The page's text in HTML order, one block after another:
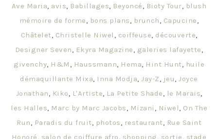
Ave Maria avis Babillages Beyoncé Bioty Tour
blush
mémoire de forme
bons plans brunch Capucine
Châtelet
Christelle Niwel coiffeuse découverte
Designer Seven
Ekyra Magazine galeries lafayette
givenchy H&M Haussmann Hema Hint Hunt
huile
démaquillante Mixa
Inna Modja ,Jay-Z jeu ,Joyce
Jonathan
Kiko L'Artiste La Petite Shade le Marais
les Halles
Marc by Marc Jacobs Mizani Niwel
On The
Run
Paradis du fruit photos restaurant
Rue Saint
Honoré
salon de coiffure afro shopping sortie
stade